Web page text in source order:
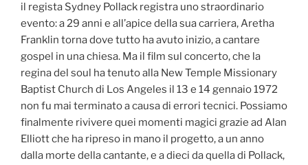
il regista Sydney Pollack registra uno straordinario
evento: a 29 anni e all’apice della sua carriera, Aretha
Franklin torna dove tutto ha avuto inizio, a cantare
gospel in una chiesa. Ma il film sul concerto, che la
regina del soul ha tenuto alla New Temple Missionary
Baptist Church di Los Angeles il 13 e 14 gennaio 1972
non fu mai terminato a causa di errori tecnici. Possiamo
finalmente rivivere quei momenti magici grazie ad Alan
Elliott che ha ripreso in mano il progetto, a un anno
dalla morte della cantante, e a dieci da quella di Pollack,